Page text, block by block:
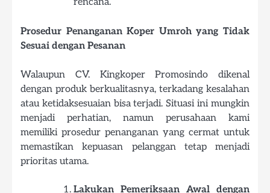
Prosedur Penanganan Koper Umroh yang Tidak
Sesuai dengan Pesanan
Walaupun CV. Kingkoper Promosindo dikenal
dengan produk berkualitasnya, terkadang kesalahan
atau ketidaksesuaian bisa terjadi. Situasi ini mungkin
menjadi perhatian, namun perusahaan kami
memiliki prosedur penanganan yang cermat untuk
memastikan kepuasan pelanggan tetap menjadi
prioritas utama.
Lakukan Pemeriksaan Awal dengan